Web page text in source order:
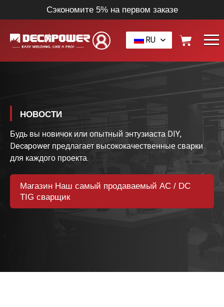
Сэкономите 5% на первом заказе
RU
НОВОСТИ
Будь вы новичок или опытный энтузиаста DIY,
Decapower предлагает высококачественные сварки
для каждого проекта.
Магазин Наш самый продаваемый AC / DC
TIG сварщик